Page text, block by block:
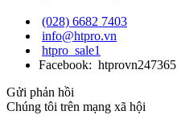
(028) 6682 7403
info@htpro.vn
htpro_sale1
Facebook: htprovn247365
Gửi phản hồi
Chúng tôi trên mạng xã hội